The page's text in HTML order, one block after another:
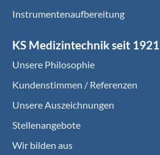
Instrumentenaufbereitung
KS Medizintechnik seit 1921
Unsere Philosophie
Kundenstimmen / Referenzen
Unsere Auszeichnungen
Stellenangebote
Wir bilden aus